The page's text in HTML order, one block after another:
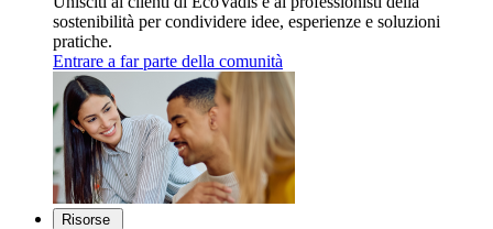
sostenibilità per condividere idee, esperienze e soluzioni
pratiche.
Entrare a far parte della comunità
Risorse